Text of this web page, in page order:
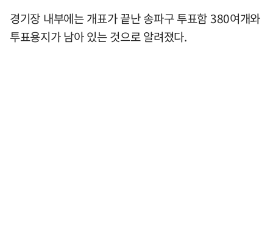
경기장 내부에는 개표가 끝난 송파구 투표함 380여개와
투표용지가 남아 있는 것으로 알려졌다.